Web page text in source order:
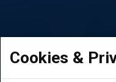
Cookies &